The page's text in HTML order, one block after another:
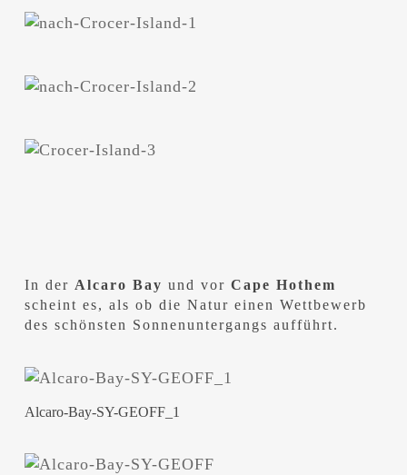
In der Alcaro Bay und vor Cape Hothem
scheint es, als ob die Natur einen Wettbewerb
des schönsten Sonnenuntergangs aufführt.
Alcaro-Bay-SY-GEOFF_1